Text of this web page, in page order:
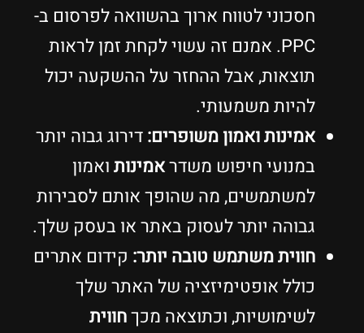
חסכוני לטווח ארוך בהשוואה לפרסום ב-
PPC. אמנם זה עשוי לקחת זמן לראות
תוצאות, אבל ההחזר על ההשקעה יכול
להיות משמעותי.
אמינות ואמון משופרים:דירוג גבוה יותר
במנועי חיפוש משדראמינותואמון
למשתמשים, מה שהופך אותם לסבירות
גבוהה יותר לעסוק באתר או בעסק שלך.
חווית משתמש טובה יותר: קידום אתרים
כולל אופטימיזציה של האתר שלך
לשימושיות, וכתוצאה מכךחווית